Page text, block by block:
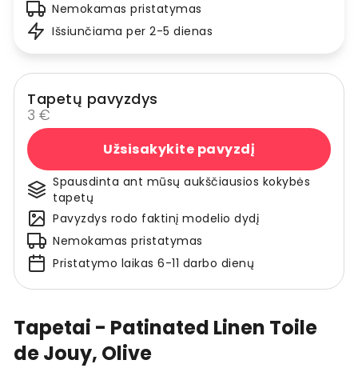
Tapetai - Patinated Linen Toile
de Jouy, Olive
Nemokamas pristatymas
Išsiunčiama per 2-5 dienas
Tapetų pavyzdys
3 €
Užsisakykite pavyzdį
Spausdinta ant mūsų aukščiausios kokybės
tapetų
Pavyzdys rodo faktinį modelio dydį
Nemokamas pristatymas
Pristatymo laikas 6-11 darbo dienų